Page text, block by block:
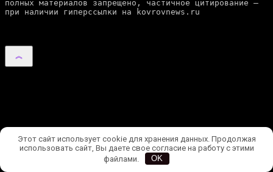
полных материалов запрещено, частичное цитирование —
при наличии гиперссылки на kovrovnews.ru
Этот сайт использует cookie для хранения данных. Продолжая
использовать сайт, Вы даете свое согласие на работу с этими
файлами.
OK